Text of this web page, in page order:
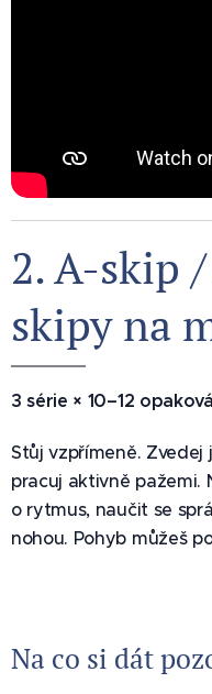
2. A-skip
skipy na
3 série × 10–12
Stůj vzpřímeně.
pracuj aktivně pažemi.
o rytmus, naučit se
nohou. Pohyb můžeš
Na co si dát